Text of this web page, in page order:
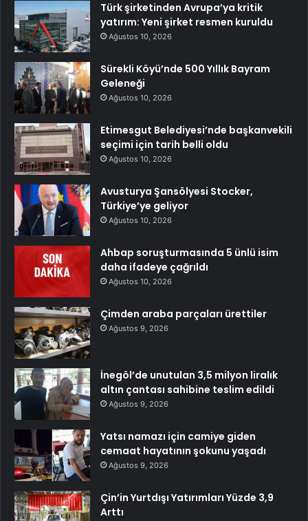
Türk şirketinden Avrupa’ya kritik
yatırım: Yeni şirket resmen kuruldu
Ağustos 10, 2026
Sürekli Köyü’nde 500 Yıllık Bayram
Geleneği
Ağustos 10, 2026
Etimesgut Belediyesi’nde başkanvekili
seçimi için tarih belli oldu
Ağustos 10, 2026
Avusturya Şansölyesi Stocker,
Türkiye’ye geliyor
Ağustos 10, 2026
Ahbap soruşturmasında 5 ünlü isim
daha ifadeye çağrıldı
Ağustos 10, 2026
Çimden araba parçaları ürettiler
Ağustos 9, 2026
İnegöl’de unutulan 3,5 milyon liralık
altın çantası sahibine teslim edildi
Ağustos 9, 2026
Yatsı namazı için camiye giden
cemaat hayatının şokunu yaşadı
Ağustos 9, 2026
Çin’in Yurtdışı Yatırımları Yüzde 3,9
Arttı